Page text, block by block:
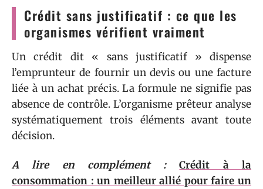
Crédit sans justificatif : ce que les
organismes vérifient vraiment
Un crédit dit « sans justificatif » dispense
l’emprunteur de fournir un devis ou une facture
liée à un achat précis. La formule ne signifie pas
absence de contrôle. L’organisme prêteur analyse
systématiquement trois éléments avant toute
décision.
A lire en complément :
Crédit à la
consommation : un meilleur allié pour faire un